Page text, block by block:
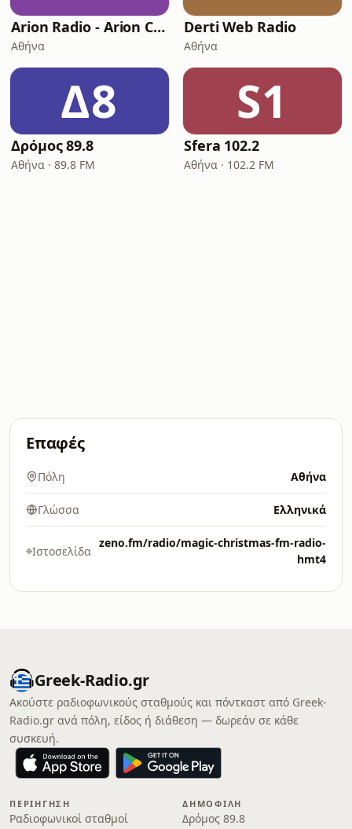
Arion Radio - Arion Christmas
Αθήνα
Derti Web Radio
Αθήνα
Δ8
Δρόμος 89.8
Αθήνα · 89.8 FM
S1
Sfera 102.2
Αθήνα · 102.2 FM
Επαφές
Πόλη Αθήνα
Γλώσσα Ελληνικά
Ιστοσελίδα
zeno.fm/radio/magic-christmas-fm-radio-
hmt4
Greek-Radio.gr
Ακούστε ραδιοφωνικούς σταθμούς και πόντκαστ από Greek-
Radio.gr ανά πόλη, είδος ή διάθεση — δωρεάν σε κάθε
συσκευή.
ΠΕΡΙΉΓΗΣΗ
Ραδιοφωνικοί σταθμοί
ΔΗΜΟΦΙΛΉ
Δρόμος 89.8